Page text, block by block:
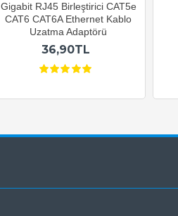
Gigabit RJ45 Birleştirici CAT5e
CAT6 CAT6A Ethernet Kablo
Uzatma Adaptörü
36,90TL